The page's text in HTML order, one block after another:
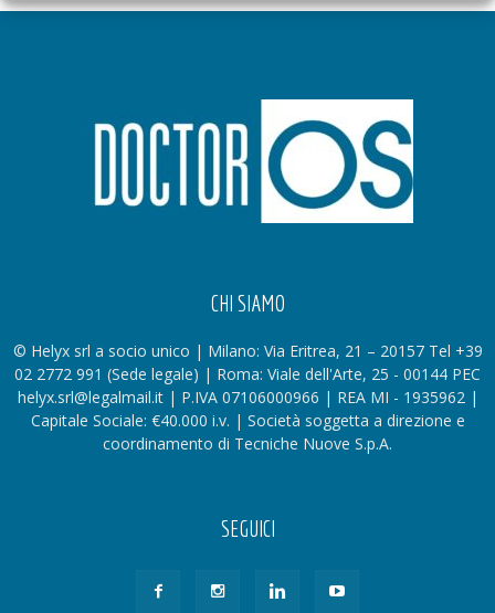
CHI SIAMO
© Helyx srl a socio unico | Milano: Via Eritrea, 21 – 20157 Tel +39
02 2772 991 (Sede legale) | Roma: Viale dell'Arte, 25 - 00144 PEC
helyx.srl@legalmail.it | P.IVA 07106000966 | REA MI - 1935962 |
Capitale Sociale: €40.000 i.v. | Società soggetta a direzione e
coordinamento di Tecniche Nuove S.p.A.
SEGUICI